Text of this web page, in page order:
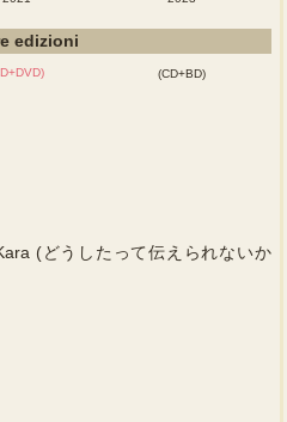
edizioni
(CD+BD)
(どうしたって伝えられないか